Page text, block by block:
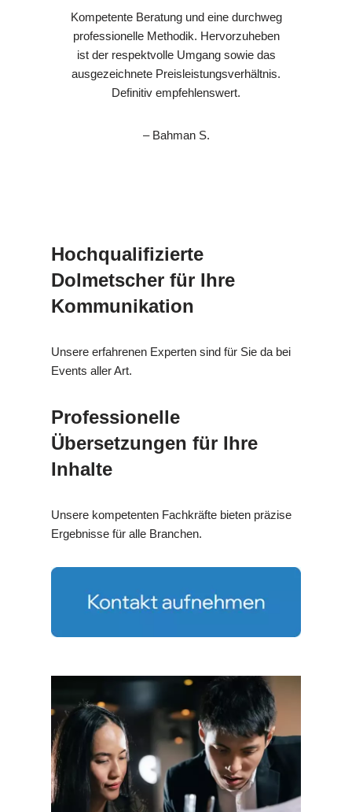
Kompetente Beratung und eine durchweg
professionelle Methodik. Hervorzuheben
ist der respektvolle Umgang sowie das
ausgezeichnete Preisleistungsverhältnis.
Definitiv empfehlenswert.
– Bahman S.
Hochqualifizierte
Dolmetscher für Ihre
Kommunikation
Unsere erfahrenen Experten sind für Sie da bei
Events aller Art.
Professionelle
Übersetzungen für Ihre
Inhalte
Unsere kompetenten Fachkräfte bieten präzise
Ergebnisse für alle Branchen.